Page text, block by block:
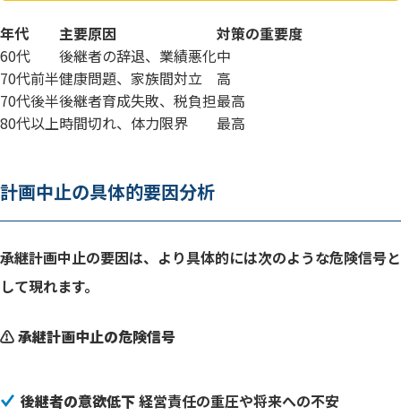
年代 主要原因
対策の重要度
60代
後継者の辞退、業績悪化中
70代前半健康問題、家族間対立
高
70代後半後継者育成失敗、税負担最高
80代以上時間切れ、体力限界 最高
計画中止の具体的要因分析
承継計画中止の要因は、より具体的には次のような危険信号と
して現れます。
⚠️ 承継計画中止の危険信号
後継者の意欲低下経営責任の重圧や将来への不安